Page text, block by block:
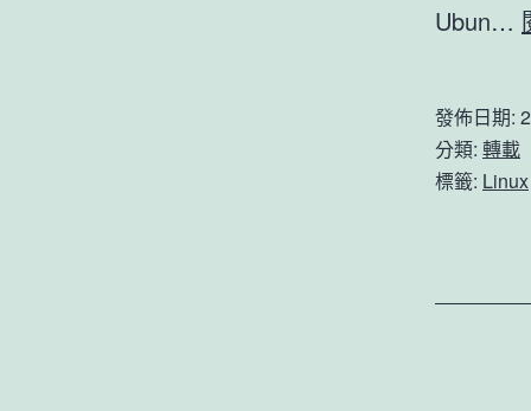
Ubun…
發佈日期:
分類: 轉載
標籤: Linux